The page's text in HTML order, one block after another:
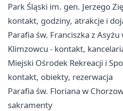
Park Śląski im. gen. Jerzego
kontakt, godziny, atrakcje i
Parafia św. Franciszka z
Klimzowcu - kontakt,
Miejski Ośrodek Rekreacji i
kontakt, obiekty, rezerwacja
Parafia św. Floriana w
sakramenty